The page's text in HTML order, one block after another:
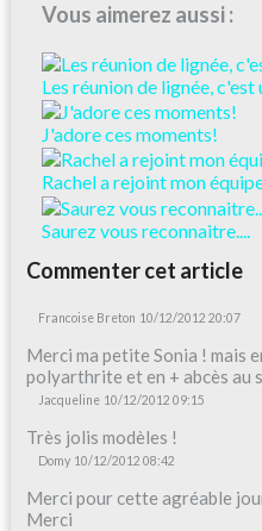
Vous aimerez aussi :
Les réunion de lignée,
J'adore ces moments!
Rachel a rejoint mon
Saurez vous reconnaitre....
Commenter cet article
Francoise Breton 10/12/2012 20:07
Merci ma petite Sonia ! mais
polyarthrite et en + abcès au
Jacqueline 10/12/2012 09:15
Très jolis modèles !
Domy 10/12/2012 08:42
Merci pour cette agréable
Merci